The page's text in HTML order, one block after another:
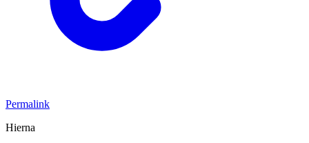
Permalink
Hierna